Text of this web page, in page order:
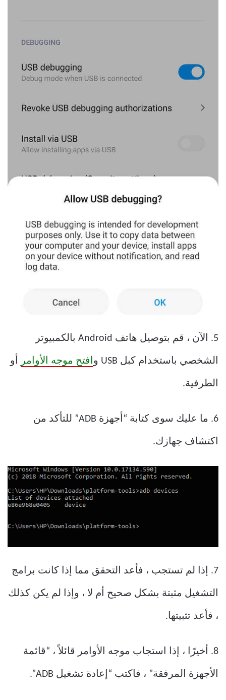
5. الآن ، قم بتوصيل هاتف Android بالكمبيوتر
الشخصي باستخدام كبل USB و افتح موجه الأوامر أو
الطرفية.
6. ما عليك سوى كتابة “أجهزة ADB” للتأكد من
اكتشاف جهازك.
7. إذا لم تستجب ، فأعد التحقق مما إذا كانت برامج
التشغيل مثبتة بشكل صحيح أم لا ، وإذا لم يكن كذلك
، فأعد تثبيتها.
8. أخيرًا ، إذا استجاب موجه الأوامر قائلاً ، “قائمة
الأجهزة المرفقة” ، فاكتب “إعادة تشغيل ADB”.